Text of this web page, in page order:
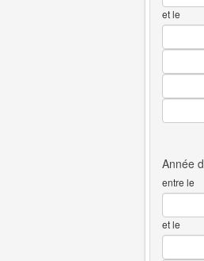
et le
entre le
et le